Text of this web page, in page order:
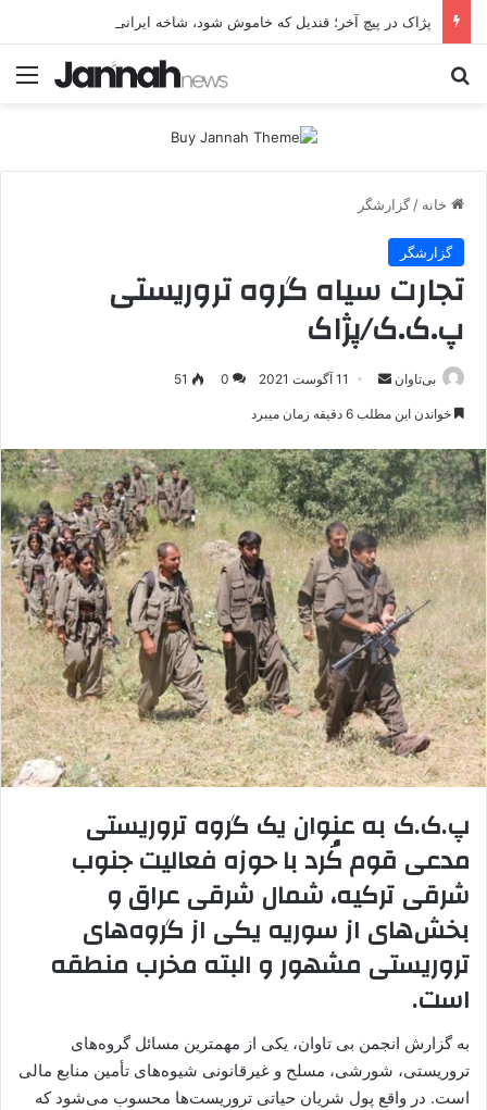
خانه / گزارشگر
گزارشگر
تجارت سیاه گروه تروریستی
پ.ک.ک/پژاک
بی‌تاوان
ر
ا
ل
ا
ی
م
ی
ل
11 آگوست 2021 0
51
خواندن این مطلب 6 دقیقه زمان میبرد
پ.ک.ک به عنوان یک گروه تروریستی
مدعی قوم کُرد با حوزه فعالیت جنوب
شرقی ترکیه، شمال شرقی عراق و
بخش‌های از سوریه یکی از گروه‌های
تروریستی مشهور و البته مخرب منطقه
است.
به گزارش انجمن بی تاوان، یکی از مهمترین مسائل گروه‌های
تروریستی، شورشی، مسلح و غیرقانونی شیوه‌های تأمین منابع مالی
است. در واقع پول شریان حیاتی تروریست‌ها محسوب می‌شود که